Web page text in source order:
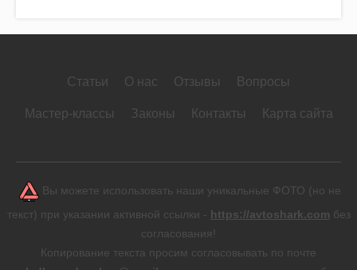
Статьи О нас Отзывы Вопросы
Мастер-классы Законы Контакты Карта сайта
Вы можете использовать наши уникальные ФОТО (но не
текст) при указании активной ссылки - https://avtoshark.com без
согласования!
Копирование текста просим согласовывать по почте